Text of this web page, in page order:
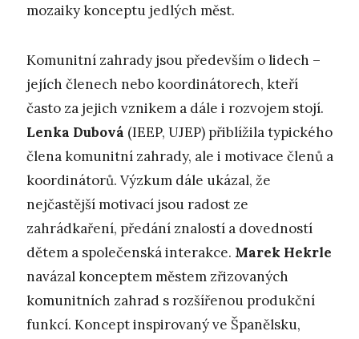
mozaiky konceptu jedlých měst.
Komunitní zahrady jsou především o lidech –
jejích členech nebo koordinátorech, kteří
často za jejich vznikem a dále i rozvojem stojí.
Lenka Dubová (IEEP, UJEP) přiblížila typického
člena komunitní zahrady, ale i motivace členů a
koordinátorů. Výzkum dále ukázal, že
nejčastější motivací jsou radost ze
zahrádkaření, předání znalostí a dovedností
dětem a společenská interakce. Marek Hekrle
navázal konceptem městem zřizovaných
komunitních zahrad s rozšířenou produkční
funkcí. Koncept inspirovaný ve Španělsku,